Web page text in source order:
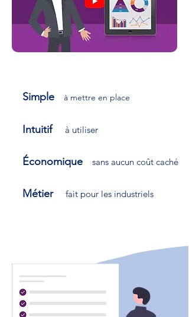
Simple à mettre en place
Intuitif à utiliser
Économique sans aucun coût caché
Métier fait pour les industriels